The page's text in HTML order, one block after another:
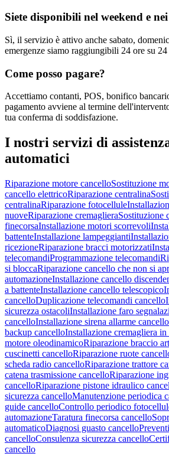
Siete disponibili nel weekend e
Sì, il servizio è attivo anche sabato,
emergenze siamo raggiungibili 24 ore su
Come posso pagare?
Accettiamo contanti, POS, bonifico
pagamento avviene al termine
tua conferma di soddisfazione.
I nostri servizi di
automatici
Riparazione motore cancelloSostituzione
cancello elettricoRiparazione centralina
centralinaRiparazione fotocellule
nuoveRiparazione cremaglieraSostituzione
finecorsaInstallazione motori scorrevoli
battenteInstallazione lampeggianti
ricezioneRiparazione bracci motorizzati
telecomandiProgrammazione telecomandi
si bloccaRiparazione cancello che non si
automazioneInstallazione cancello
a battenteInstallazione cancello telescopico
cancelloDuplicazione telecomandi cancello
sicurezza ostacoliInstallazione faro
cancelloInstallazione sirena allarme cancello
backup cancelloInstallazione cremagliera in
motore oleodinamicoRiparazione braccio
cuscinetti cancelloRiparazione ruote
scheda radio cancelloRiparazione trattore
catena trasmissione cancelloRiparazione
cancelloRiparazione pistone idraulico
sicurezza cancelloManutenzione periodica
guide cancelloControllo periodico
automazioneTaratura finecorsa cancello
automaticoDiagnosi guasto cancello
cancelloConsulenza sicurezza cancello
cancello